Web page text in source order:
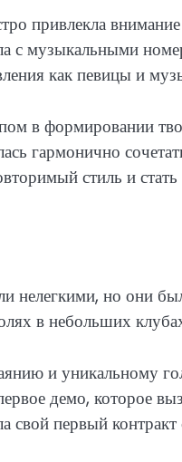
привлекла
с музыкальными
как певицы и
в формировании
гармонично
стиль и
но они
в небольших
и уникальному
демо, которое
свой первый